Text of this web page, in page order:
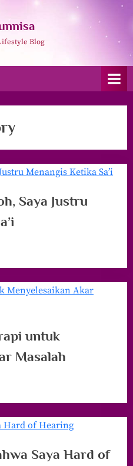
Blog
Saya Justru
untuk
Masalah
Saya Hard of